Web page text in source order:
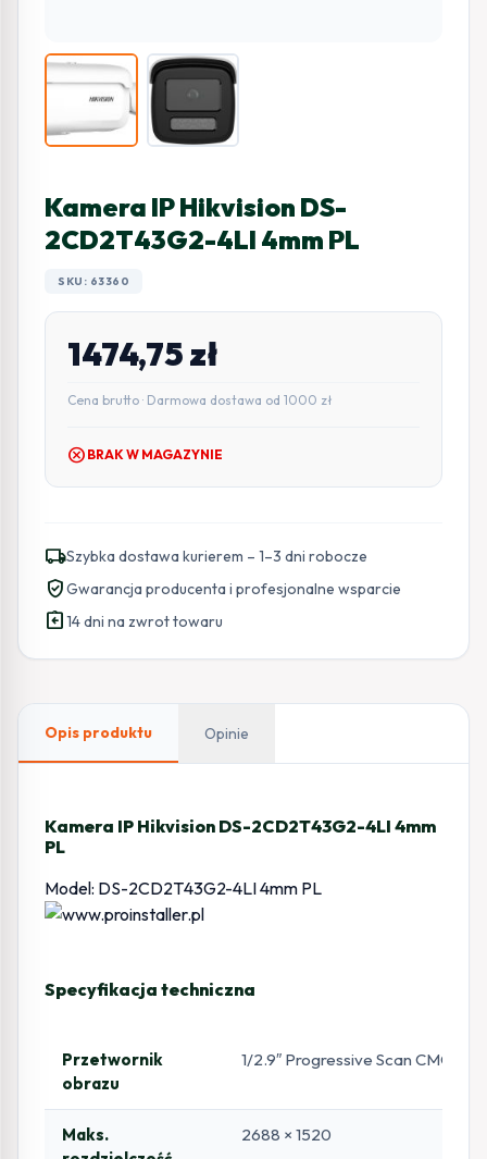
Kamera IP Hikvision DS-
2CD2T43G2-4LI 4mm PL
SKU: 63360
1474,75zł
Cena brutto · Darmowa dostawa od 1000 zł
cancel BRAK W MAGAZYNIE
local_shippingSzybka dostawa kurierem – 1–3 dni robocze
verified_userGwarancja producenta i profesjonalne wsparcie
assignment_return14 dni na zwrot towaru
Opis produktu Opinie
Kamera IP Hikvision DS-2CD2T43G2-4LI 4mm
PL
Model: DS-2CD2T43G2-4LI 4mm PL
Specyfikacja techniczna
Przetwornik
obrazu
1/2.9″ Progressive Scan CMOS
Maks.
2688 × 1520